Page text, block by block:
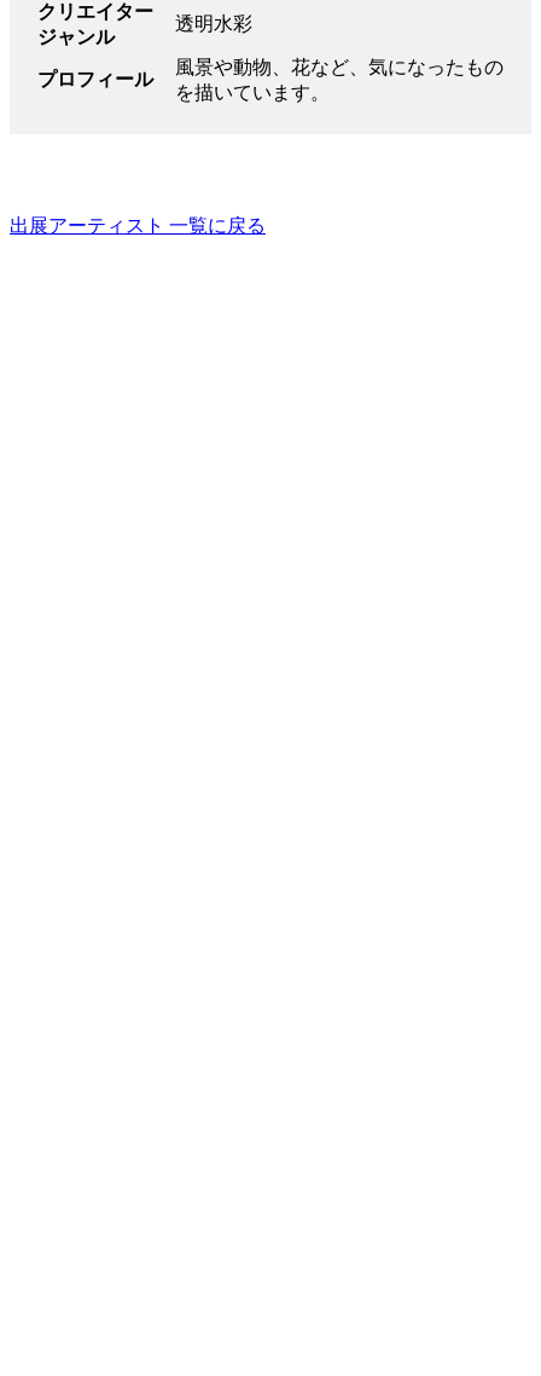
クリエイター
ジャンル
透明水彩
プロフィール
風景や動物、花など、気になったもの
を描いています。
出展アーティスト 一覧に戻る